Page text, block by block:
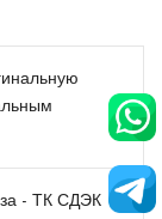
- ТК СДЭК